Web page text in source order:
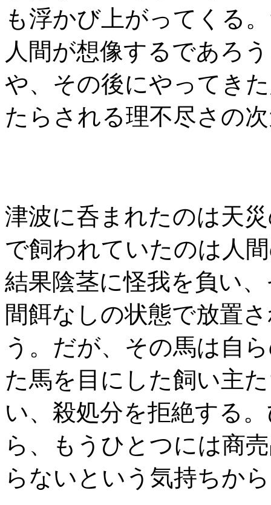
も浮かび上がってくる
人間が想像するであろ
や、その後にやってき
たらされる理不尽さの
津波に呑まれたのは天
で飼われていたのは人
結果陰茎に怪我を負い
間餌なしの状態で放置
う。だが、その馬は自
た馬を目にした飼い主
い、殺処分を拒絶する
ら、もうひとつには商
らないという気持ちか